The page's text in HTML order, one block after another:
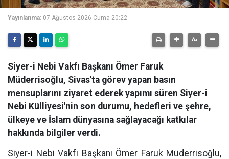
Yayınlanma: 07 Ağustos 2026 Cuma 20:22
Siyer-i Nebi Vakfı Başkanı Ömer Faruk
Müderrisoğlu, Sivas'ta görev yapan basın
mensuplarını ziyaret ederek yapımı süren Siyer-i
Nebi Külliyesi'nin son durumu, hedefleri ve şehre,
ülkeye ve İslam dünyasına sağlayacağı katkılar
hakkında bilgiler verdi.
Siyer-i Nebi Vakfı Başkanı Ömer Faruk Müderrisoğlu,